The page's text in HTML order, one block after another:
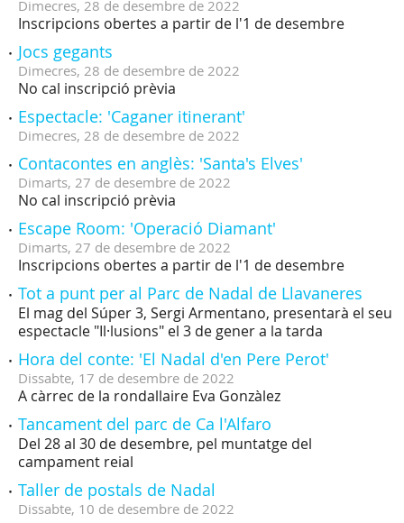
Dimecres, 28 de desembre de 2022
Inscripcions obertes a partir de l'1 de desembre
Jocs gegants
Dimecres, 28 de desembre de 2022
No cal inscripció prèvia
Espectacle: 'Caganer itinerant'
Dimecres, 28 de desembre de 2022
Contacontes en anglès: 'Santa's Elves'
Dimarts, 27 de desembre de 2022
No cal inscripció prèvia
Escape Room: 'Operació Diamant'
Dimarts, 27 de desembre de 2022
Inscripcions obertes a partir de l'1 de desembre
Tot a punt per al Parc de Nadal de Llavaneres
El mag del Súper 3, Sergi Armentano, presentarà el seu
espectacle "Il·lusions" el 3 de gener a la tarda
Hora del conte: 'El Nadal d'en Pere Perot'
Dissabte, 17 de desembre de 2022
A càrrec de la rondallaire Eva Gonzàlez
Tancament del parc de Ca l'Alfaro
Del 28 al 30 de desembre, pel muntatge del
campament reial
Taller de postals de Nadal
Dissabte, 10 de desembre de 2022